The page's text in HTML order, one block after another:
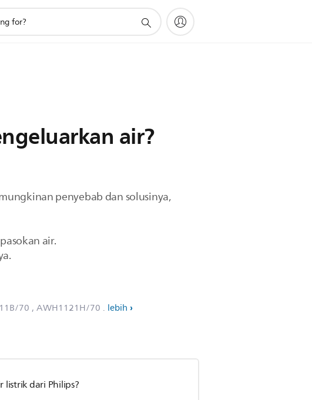
air?
penyebab dan solusinya,
air.
70 , AWH1121H/70 . lebih
dari Philips?